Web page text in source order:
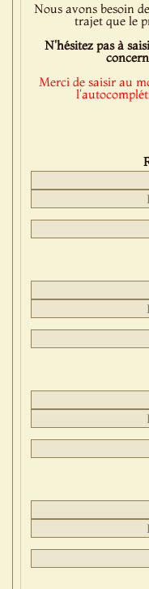
Nous avons besoin
trajet que le
N'hésitez pas à
Merci de saisir au